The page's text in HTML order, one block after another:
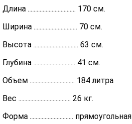
Длина ................................ 170 см.
Ширина ............................. 70 см.
Высота .............................. 63 см.
Глубина ............................ 41 см.
Объем .............................. 184 литра
Вес ................................... 26 кг.
Форма ............................. прямоугольная